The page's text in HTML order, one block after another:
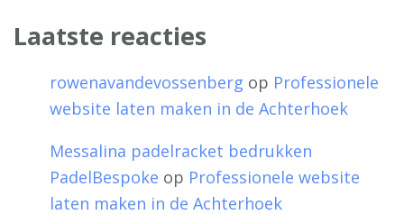
Laatste reacties
rowenavandevossenberg op Professionele
website laten maken in de Achterhoek
Messalina padelracket bedrukken
PadelBespoke op Professionele website
laten maken in de Achterhoek